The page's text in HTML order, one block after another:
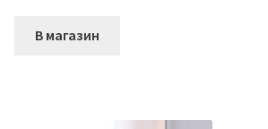
В магазин